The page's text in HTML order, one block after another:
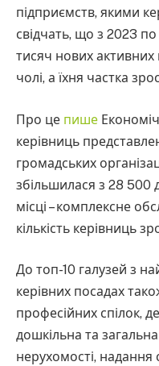
підприємств, якими
свідчать, що з 2023
тисяч нових активних
чолі, а їхня частка
Про це пише
керівниць
громадських
збільшилася з 28
місці – комплексне
кількість керівниць
До топ-10 галузей з
керівних посадах
професійних спілок,
дошкільна та
нерухомості, надання